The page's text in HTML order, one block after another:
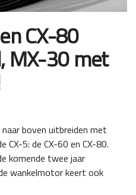
CX-80
MX-30 met
boven uitbreiden met
CX-5: de CX-60 en CX-80.
komende twee jaar
wankelmotor keert ook